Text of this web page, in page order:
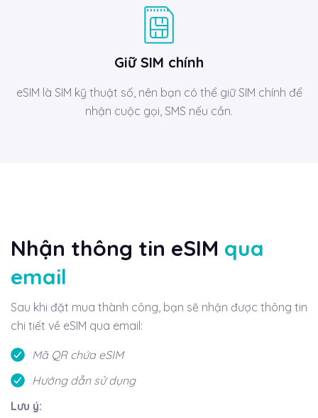
Giữ SIM chính
eSIM là SIM kỹ thuật số, nên bạn có thể giữ SIM chính để
nhận cuộc gọi, SMS nếu cần.
Nhận thông tin eSIM qua
email
Sau khi đặt mua thành công, bạn sẽ nhận được thông tin
chi tiết về eSIM qua email:
Mã QR chứa eSIM
Hướng dẫn sử dụng
Lưu ý: